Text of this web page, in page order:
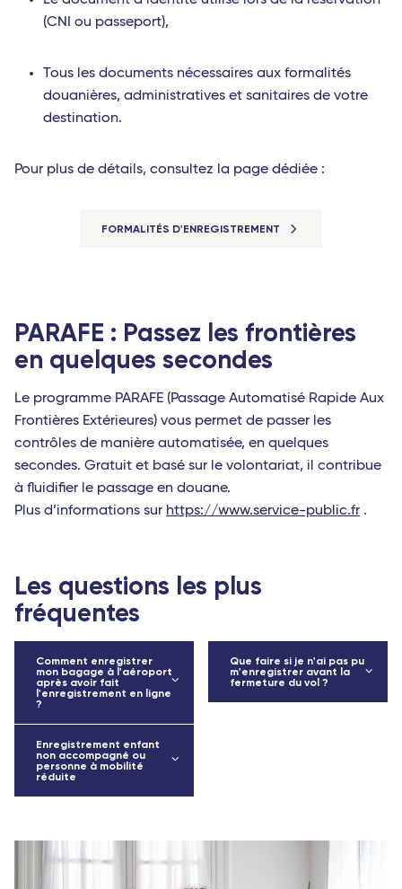
(CNI ou passeport),
Tous les documents nécessaires aux formalités
douanières, administratives et sanitaires de votre
destination.
Pour plus de détails, consultez la page dédiée :
FORMALITÉS D'ENREGISTREMENT
PARAFE : Passez les frontières
en quelques secondes
Le programme PARAFE (Passage Automatisé Rapide Aux
Frontières Extérieures) vous permet de passer les
contrôles de manière automatisée, en quelques
secondes. Gratuit et basé sur le volontariat, il contribue
à fluidifier le passage en douane.
Plus d’informations sur https://www.service-public.fr .
Les questions les plus
fréquentes
Comment enregistrer
mon bagage à l'aéroport
après avoir fait
l'enregistrement en ligne
?
Enregistrement enfant
non accompagné ou
personne à mobilité
réduite
Que faire si je n'ai pas pu
m'enregistrer avant la
fermeture du vol ?